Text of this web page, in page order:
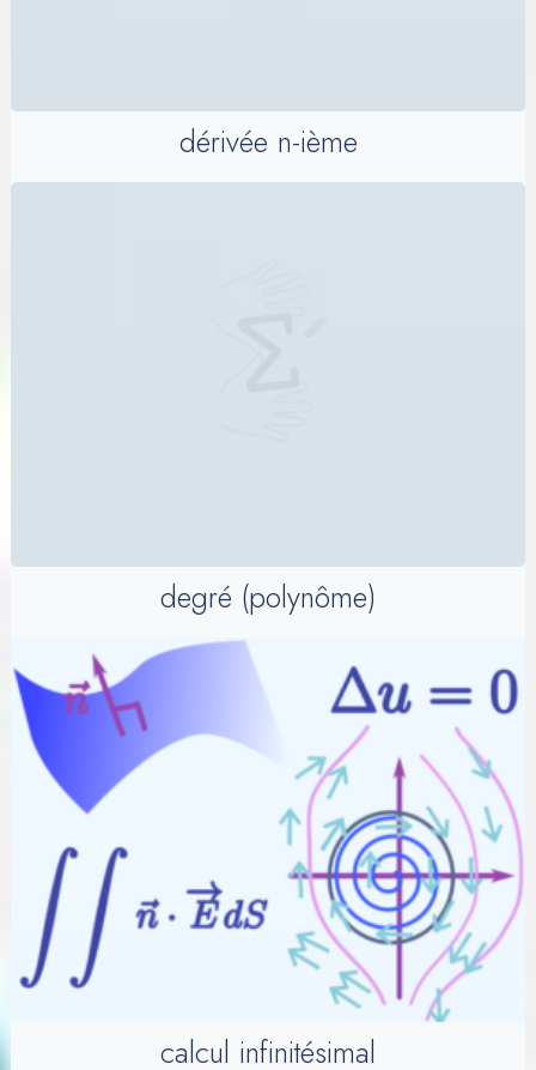
dérivée n-ième
degré (polynôme)
calcul infinitésimal